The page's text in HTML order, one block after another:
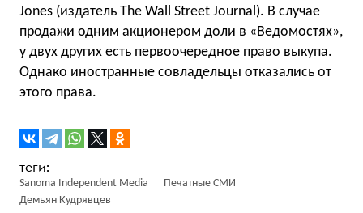
Jones (издатель The Wall Street Journal). В случае
продажи одним акционером доли в «Ведомостях»,
у двух других есть первоочередное право выкупа.
Однако иностранные совладельцы отказались от
этого права.
Sanoma Independent Media
Печатные СМИ
Демьян Кудрявцев